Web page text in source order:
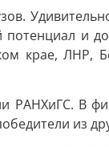
и
крае, ЛНР,
РАНХиГС. В
из